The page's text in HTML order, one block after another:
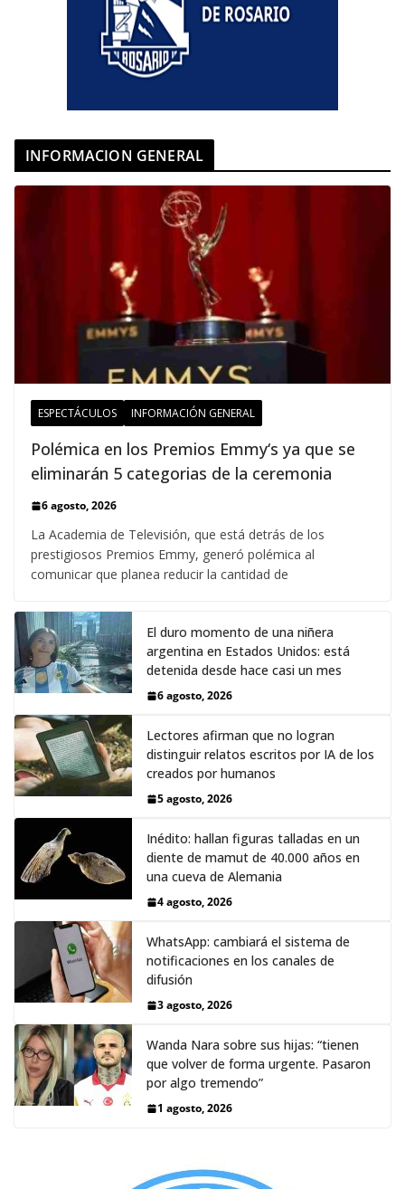
INFORMACION GENERAL
ESPECTÁCULOS INFORMACIÓN GENERAL
Polémica en los Premios Emmy‘s ya que se
eliminarán 5 categorias de la ceremonia
6 agosto, 2026
La Academia de Televisión, que está detrás de los
prestigiosos Premios Emmy, generó polémica al
comunicar que planea reducir la cantidad de
El duro momento de una niñera
argentina en Estados Unidos: está
detenida desde hace casi un mes
6 agosto, 2026
Lectores afirman que no logran
distinguir relatos escritos por IA de los
creados por humanos
5 agosto, 2026
Inédito: hallan figuras talladas en un
diente de mamut de 40.000 años en
una cueva de Alemania
4 agosto, 2026
WhatsApp: cambiará el sistema de
notificaciones en los canales de
difusión
3 agosto, 2026
Wanda Nara sobre sus hijas: “tienen
que volver de forma urgente. Pasaron
por algo tremendo”
1 agosto, 2026